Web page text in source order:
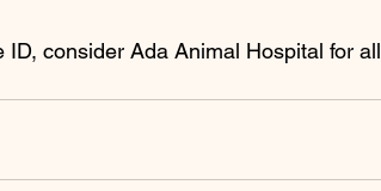
consider Ada Animal Hospital for all